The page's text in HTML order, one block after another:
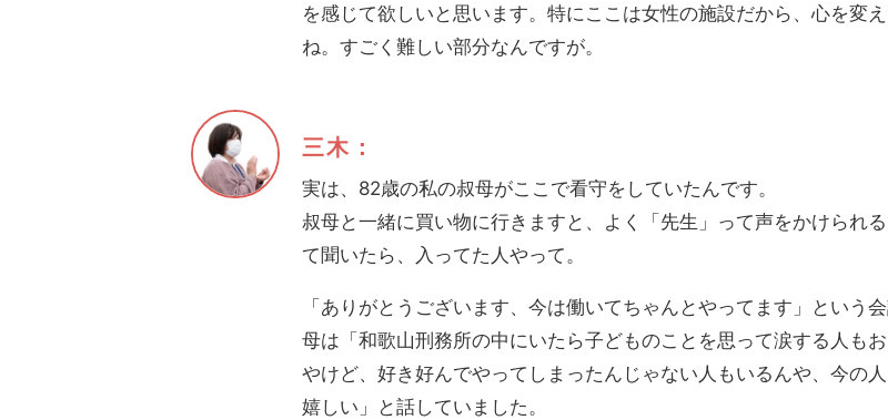
を感じて欲しいと思います。特にここは女性の施設だから、心を変
ね。すごく難しい部分なんですが。
三木：
実は、82歳の私の叔母がここで看守をしていたんです。
叔母と一緒に買い物に行きますと、よく「先生」って声をかけられ
て聞いたら、入ってた人やって。
「ありがとうございます、今は働いてちゃんとやってます」という
母は「和歌山刑務所の中にいたら子どものことを思って涙する人も
やけど、好き好んでやってしまったんじゃない人もいるんや、今の
嬉しい」と話していました。